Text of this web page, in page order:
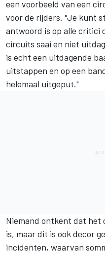
een voorbeeld van een
voor de rijders. "Je kunt
antwoord is op alle critici
circuits saai en niet
is echt een uitdagende
uitstappen en op een
helemaal uitgeput."
Niemand ontkent dat
is, maar dit is ook decor
incidenten, waarvan